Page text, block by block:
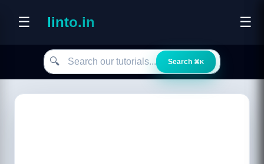
☰ linto.in ☰
Search our tutorials
🔍 Search ⌘K